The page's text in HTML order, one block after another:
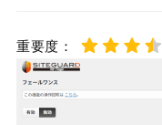
重要度：